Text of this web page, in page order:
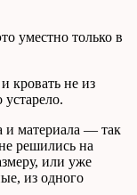
уместно только в
кровать не из
материала — так
решились на
или уже
из одного